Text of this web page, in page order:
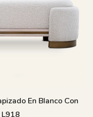
En Blanco Con